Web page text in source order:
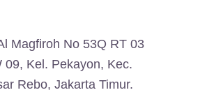
Magfiroh No 53Q RT 03
09, Kel. Pekayon, Kec.
Rebo, Jakarta Timur.